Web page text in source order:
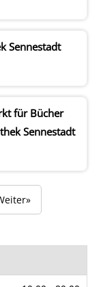
Sennestadt
für Bücher
Sennestadt